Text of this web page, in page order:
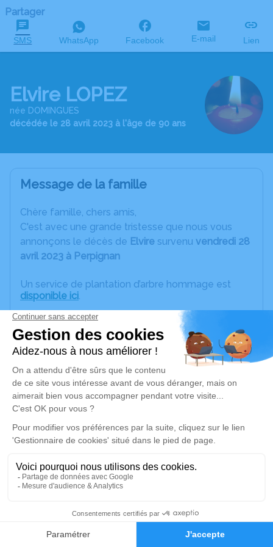
Faire-part Hommages
Partager
SMS WhatsApp Facebook E-mail Lien
Elvire LOPEZ
née DOMINGUES
décédée le 28 avril 2023 à l'âge de 90 ans
Message de la famille
Chère famille, chers amis,
C'est avec une grande tristesse que nous vous
annonçons le décès de Elvire survenu vendredi 28
avril 2023 à Perpignan
Un service de plantation d’arbre hommage est
disponible ici.
Je rends hommage
Cérémonie civile
jeudi 04 mai 2023 à 13h00
Crématorium de Perpignan
699, Rue Louis Mouillard
66000 Perpignan
Je rends hommage
Déroulé des obsèques
Repos en salon funéraire